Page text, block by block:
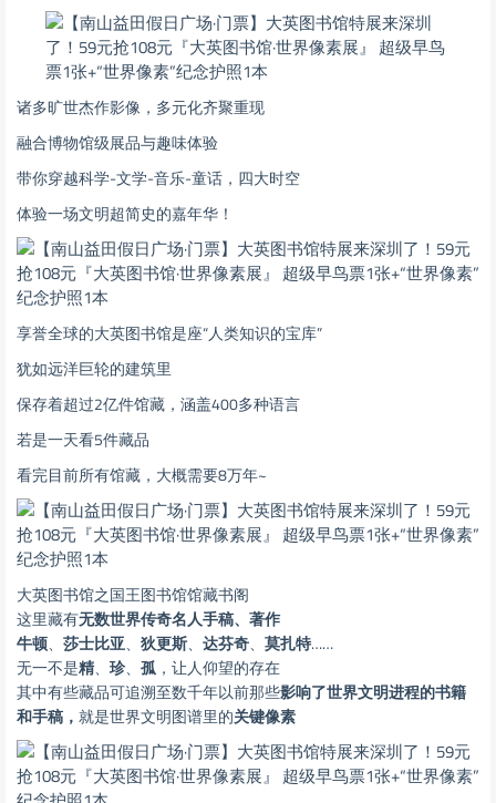
诸多旷世杰作影像，多元化齐聚重现
融合博物馆级展品与趣味体验
带你穿越科学-文学-音乐-童话，四大时空
体验一场文明超简史的嘉年华！
享誉全球的大英图书馆是座“人类知识的宝库”
犹如远洋巨轮的建筑里
保存着超过2亿件馆藏，涵盖400多种语言
若是一天看5件藏品
看完目前所有馆藏，大概需要8万年~
大英图书馆之国王图书馆馆藏书阁
这里藏有无数世界传奇名人手稿、著作
牛顿、 莎士比亚、 狄更斯、 达芬奇、 莫扎特……
无一不是精、 珍、 孤 ，让人仰望的存在
其中有些藏品可追溯至数千年以前那些影响了世界文明进程的书籍
和手稿， 就是世界文明图谱里的关键像素